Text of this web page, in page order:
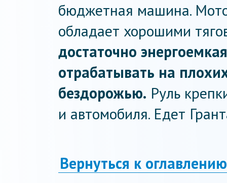
бюджетная машина.
обладает хорошими
достаточно
отрабатывать на
бездорожью. Руль
и автомобиля. Едет
Вернуться к оглавлению